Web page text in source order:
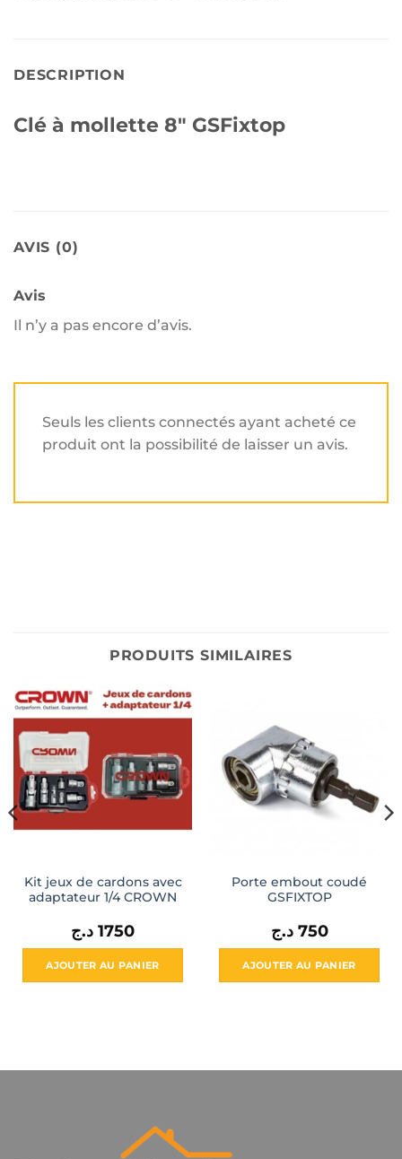
DESCRIPTION
Clé à mollette 8″ GSFixtop
AVIS (0)
Avis
Il n’y a pas encore d’avis.
Seuls les clients connectés ayant acheté ce
produit ont la possibilité de laisser un avis.
PRODUITS SIMILAIRES
Kit jeux de cardons avec
adaptateur 1/4 CROWN
1750 د.ج
AJOUTER AU PANIER
Porte embout coudé
GSFIXTOP
750 د.ج
AJOUTER AU PANIER